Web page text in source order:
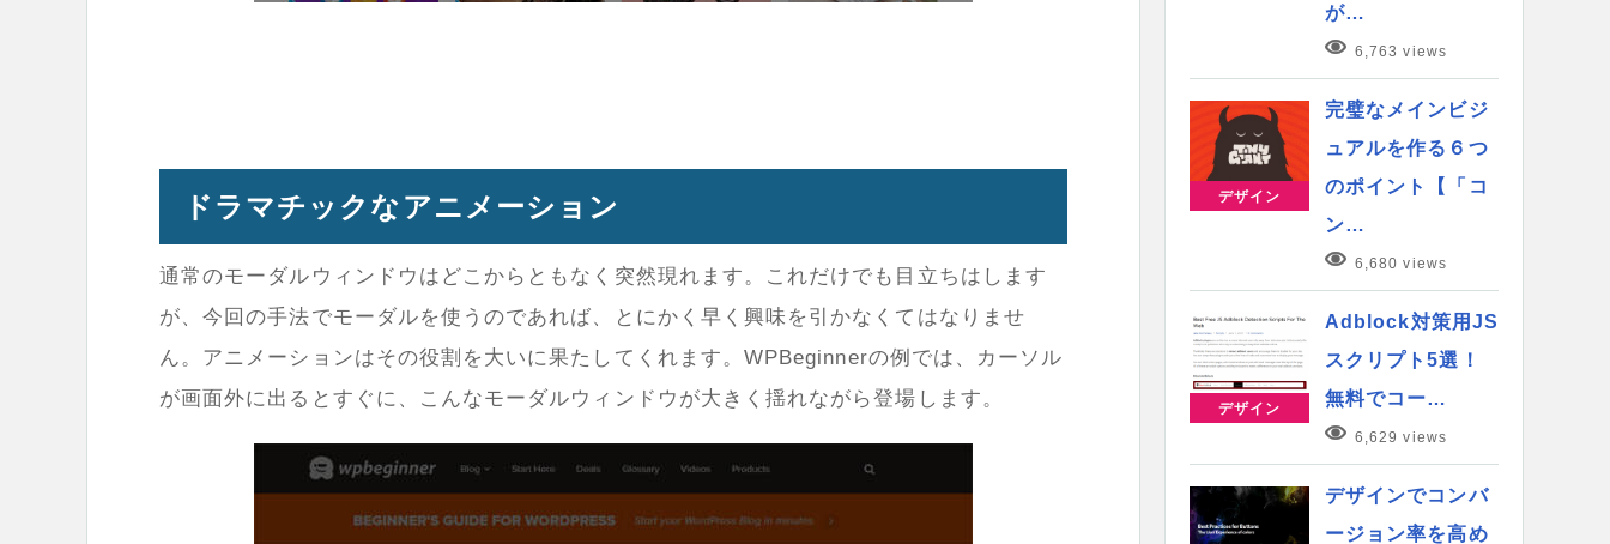
ドラマチックなアニメーション
通常のモーダルウィンドウはどこからともなく突然現れます。これだけでも目立ちはします
が、今回の手法でモーダルを使うのであれば、とにかく早く興味を引かなくてはなりませ
ん。アニメーションはその役割を大いに果たしてくれます。WPBeginnerの例では、カーソル
が画面外に出るとすぐに、こんなモーダルウィンドウが大きく揺れながら登場します。
が…
6,763 views
デザイン
完璧なメインビジ
ュアルを作る６つ
のポイント【「コ
ン…
6,680 views
デザイン
Adblock対策用JS
スクリプト5選！
無料でコー…
6,629 views
デザインでコンバ
ージョン率を高め